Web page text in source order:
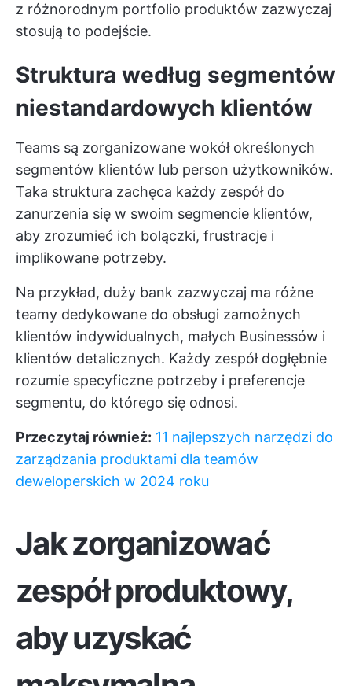
z różnorodnym portfolio produktów zazwyczaj
stosują to podejście.
Struktura według segmentów
niestandardowych klientów
Teams są zorganizowane wokół określonych
segmentów klientów lub person użytkowników.
Taka struktura zachęca każdy zespół do
zanurzenia się w swoim segmencie klientów,
aby zrozumieć ich bolączki, frustracje i
implikowane potrzeby.
Na przykład, duży bank zazwyczaj ma różne
teamy dedykowane do obsługi zamożnych
klientów indywidualnych, małych Businessów i
klientów detalicznych. Każdy zespół dogłębnie
rozumie specyficzne potrzeby i preferencje
segmentu, do którego się odnosi.
Przeczytaj również: 11 najlepszych narzędzi do
zarządzania produktami dla teamów
deweloperskich w 2024 roku
Jak zorganizować
zespół produktowy,
aby uzyskać